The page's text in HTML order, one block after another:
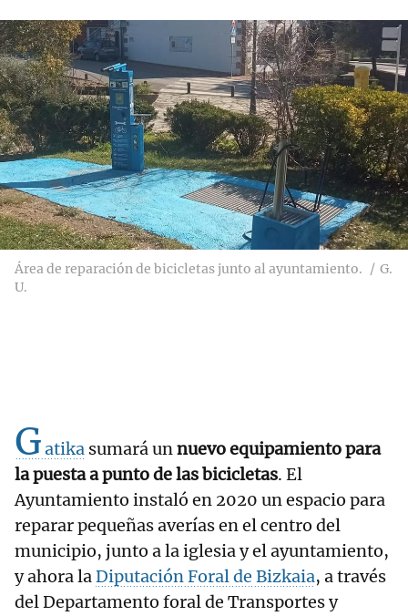
Área de reparación de bicicletas junto al ayuntamiento.
G.
U.
Gatika sumará unnuevo equipamiento para
la puesta a punto de las bicicletas. El
Ayuntamiento instaló en 2020 un espacio para
reparar pequeñas averías en el centro del
municipio, junto a la iglesia y el ayuntamiento,
y ahora laDiputación Foral de Bizkaia, a través
del Departamento foral de Transportes y